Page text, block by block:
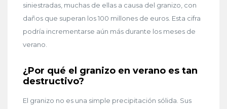
siniestradas, muchas de ellas a causa del granizo, con
daños que superan los 100 millones de euros. Esta cifra
podría incrementarse aún más durante los meses de
verano.
¿Por qué el granizo en verano es tan
destructivo?
El granizo no es una simple precipitación sólida. Sus